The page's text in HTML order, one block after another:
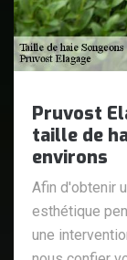
Pruvost
taille de
environs
Afin d'obtenir
esthétique
une